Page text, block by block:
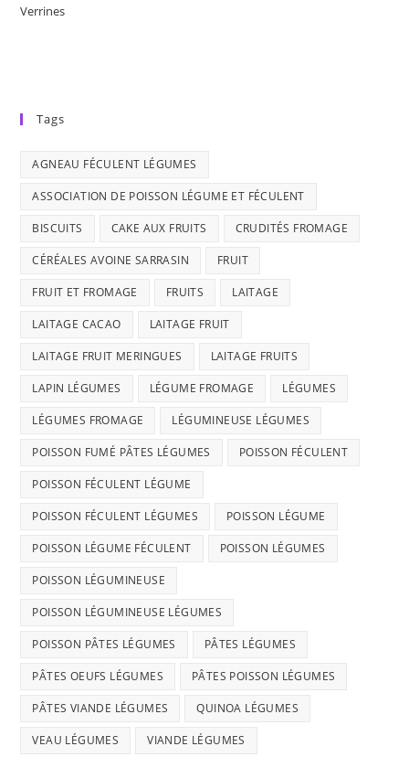
Verrines
Tags
AGNEAU FÉCULENT LÉGUMES
ASSOCIATION DE POISSON LÉGUME ET FÉCULENT
BISCUITS CAKE AUX FRUITS CRUDITÉS FROMAGE
CÉRÉALES AVOINE SARRASIN FRUIT
FRUIT ET FROMAGE FRUITS LAITAGE
LAITAGE CACAO LAITAGE FRUIT
LAITAGE FRUIT MERINGUES LAITAGE FRUITS
LAPIN LÉGUMES LÉGUME FROMAGE LÉGUMES
LÉGUMES FROMAGE LÉGUMINEUSE LÉGUMES
POISSON FUMÉ PÂTES LÉGUMES POISSON FÉCULENT
POISSON FÉCULENT LÉGUME
POISSON FÉCULENT LÉGUMES POISSON LÉGUME
POISSON LÉGUME FÉCULENT POISSON LÉGUMES
POISSON LÉGUMINEUSE
POISSON LÉGUMINEUSE LÉGUMES
POISSON PÂTES LÉGUMES PÂTES LÉGUMES
PÂTES OEUFS LÉGUMES PÂTES POISSON LÉGUMES
PÂTES VIANDE LÉGUMES QUINOA LÉGUMES
VEAU LÉGUMES VIANDE LÉGUMES